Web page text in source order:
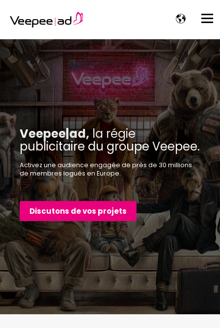
Veepee|ad,la régie
publicitaire du groupe Veepee.
Activez une audience engagée de près de 30 millions
de membres logués en Europe.
Discutons de vos projets